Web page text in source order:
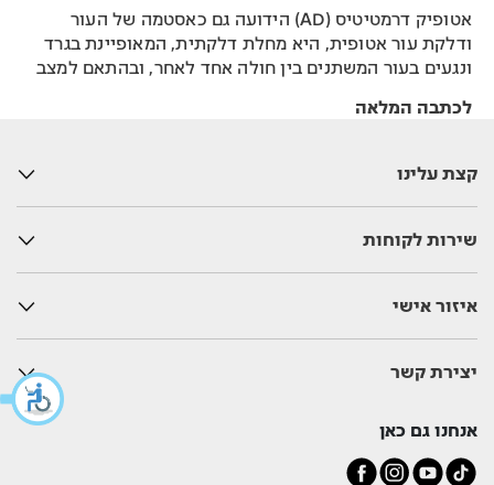
אטופיק דרמטיטיס (AD) הידועה גם כאסטמה של העור
ודלקת עור אטופית, היא מחלת דלקתית, המאופיינת בגרד
ונגעים בעור המשתנים בין חולה אחד לאחר, ובהתאם למצב
תינוקות וילדים, אבל מתרחשת גם אצל מבוגרים.
לכתבה המלאה
קצת עלינו
שירות לקוחות
איזור אישי
יצירת קשר
אנחנו גם כאן